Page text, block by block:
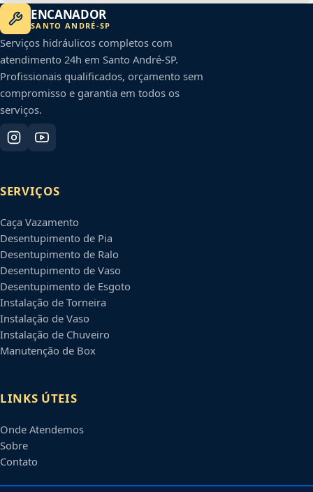
ENCANADOR
SANTO ANDRÉ-SP
Serviços hidráulicos completos com
atendimento 24h em Santo André-SP.
Profissionais qualificados, orçamento sem
compromisso e garantia em todos os
serviços.
SERVIÇOS
Caça Vazamento
Desentupimento de Pia
Desentupimento de Ralo
Desentupimento de Vaso
Desentupimento de Esgoto
Instalação de Torneira
Instalação de Vaso
Instalação de Chuveiro
Manutenção de Box
LINKS ÚTEIS
Onde Atendemos
Sobre
Contato